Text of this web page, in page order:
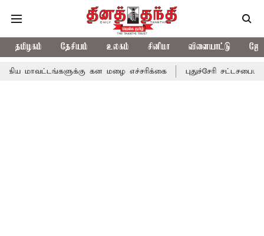
தமிழகம் தேசியம் உலகம் சினிமா விளையாட்டு
கன மழை எச்சரிக்கை புதுச்சேரி சட்டசபையில் வரும்